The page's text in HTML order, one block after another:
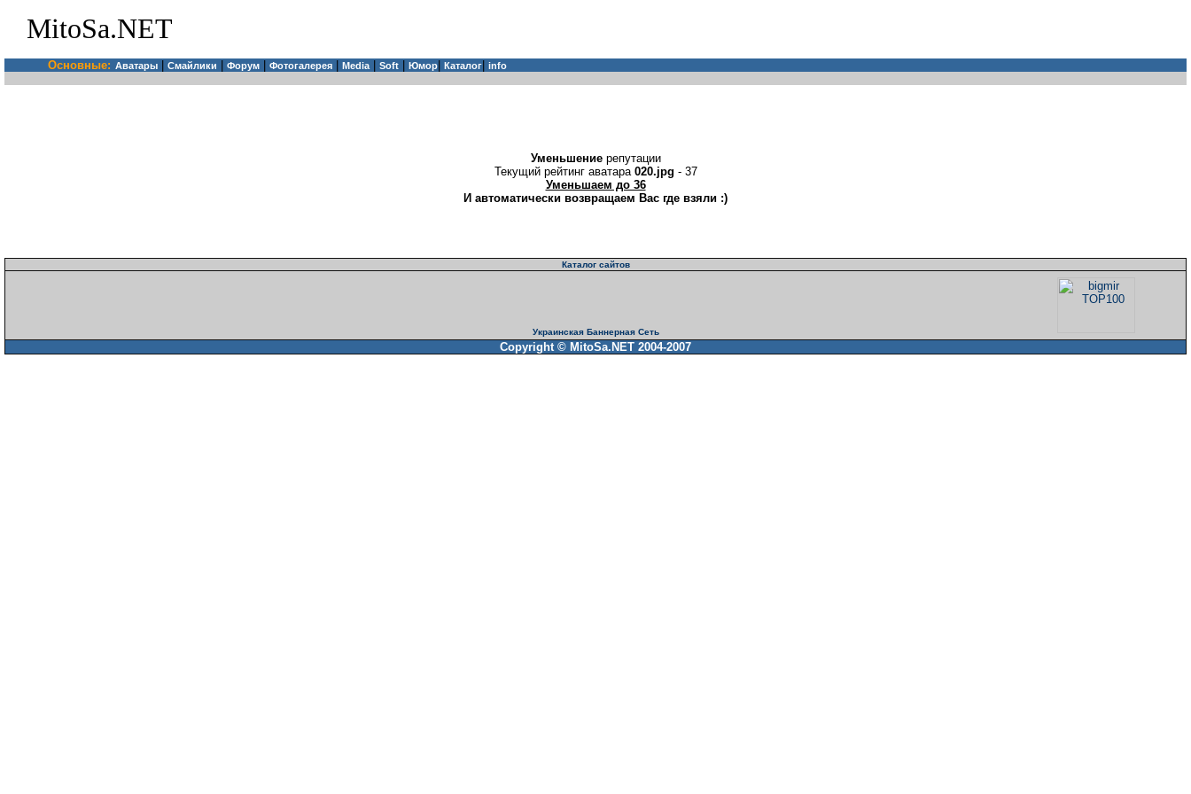
MitoSa.NET
Основные: Аватары Смайлики Форум Фотогалерея Media| Soft Юмор Каталог info
Уменьшениерепутации
Текущий рейтинг аватара 020.jpg - 37
Уменьшаем до 36
И автоматически возвращаем Вас где взяли :)
Каталог сайтов
Украинская Баннерная Сеть
Copyright © MitoSa.NET 2004-2007